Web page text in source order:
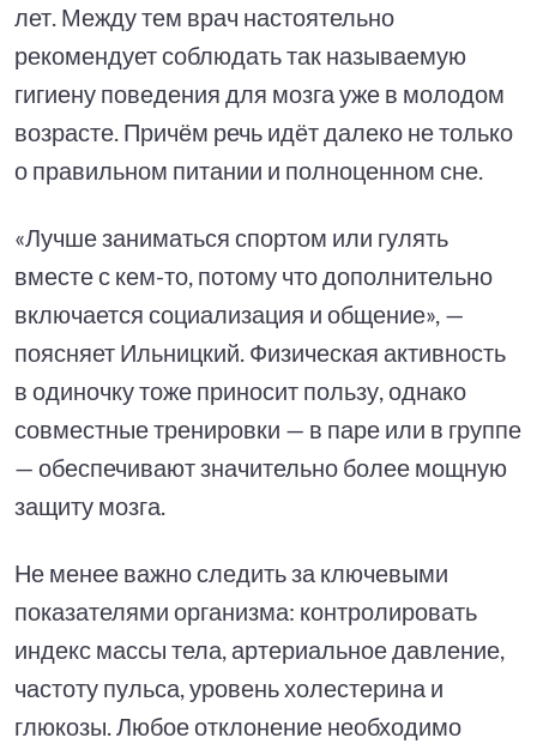
лет. Между тем врач настоятельно
рекомендует соблюдать так называемую
гигиену поведения для мозга уже в молодом
возрасте. Причём речь идёт далеко не только
о правильном питании и полноценном сне.
«Лучше заниматься спортом или гулять
вместе с кем-то, потому что дополнительно
включается социализация и общение», —
поясняет Ильницкий. Физическая активность
в одиночку тоже приносит пользу, однако
совместные тренировки — в паре или в группе
— обеспечивают значительно более мощную
защиту мозга.
Не менее важно следить за ключевыми
показателями организма: контролировать
индекс массы тела, артериальное давление,
частоту пульса, уровень холестерина и
глюкозы. Любое отклонение необходимо